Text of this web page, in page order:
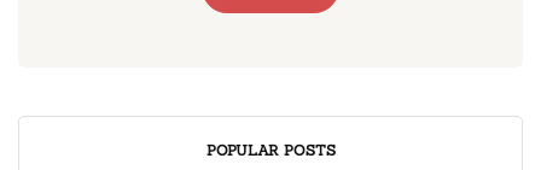
POPULAR POSTS